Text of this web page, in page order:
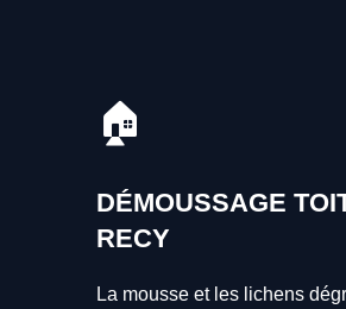
🏠
DÉMOUSSAGE
RECY
La mousse et les lichens